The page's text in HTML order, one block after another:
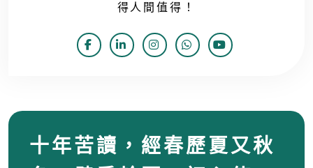
得人間值得！
十年苦讀，經春歷夏又秋